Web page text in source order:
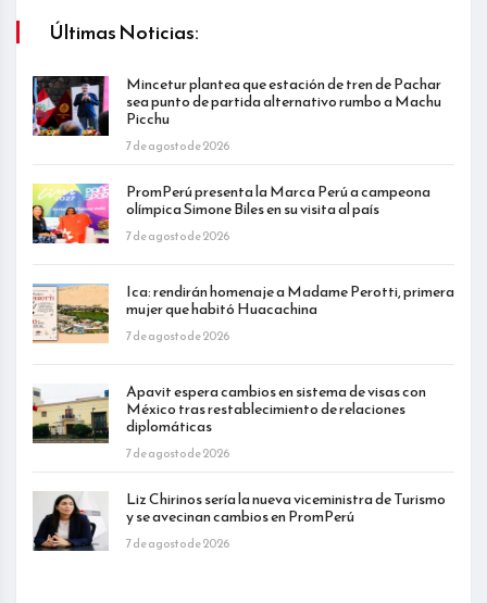
Últimas Noticias:
Mincetur plantea que estación de tren de Pachar
sea punto de partida alternativo rumbo a Machu
Picchu
7 de agosto de 2026
PromPerú presenta la Marca Perú a campeona
olímpica Simone Biles en su visita al país
7 de agosto de 2026
Ica: rendirán homenaje a Madame Perotti, primera
mujer que habitó Huacachina
7 de agosto de 2026
Apavit espera cambios en sistema de visas con
México tras restablecimiento de relaciones
diplomáticas
7 de agosto de 2026
Liz Chirinos sería la nueva viceministra de Turismo
y se avecinan cambios en PromPerú
7 de agosto de 2026